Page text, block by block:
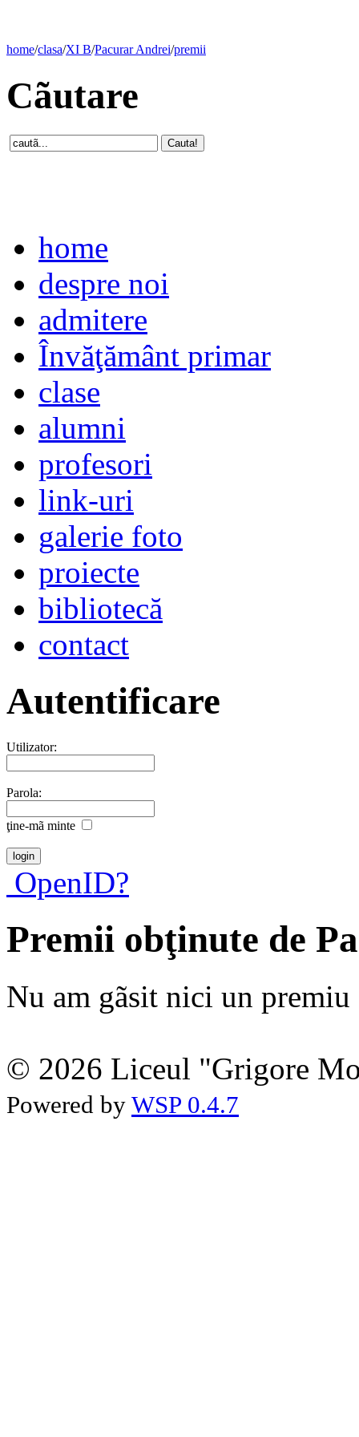
home/clasa/XI B/Pacurar Andrei/premii
Cãutare
home
despre noi
admitere
Învăţământ primar
clase
alumni
profesori
link-uri
galerie foto
proiecte
bibliotecă
contact
Autentificare
Utilizator:
Parola:
ţine-mã minte
OpenID?
Premii obţinute de
Nu am gãsit nici un premiu
© 2026 Liceul "Grigore
Powered by WSP 0.4.7